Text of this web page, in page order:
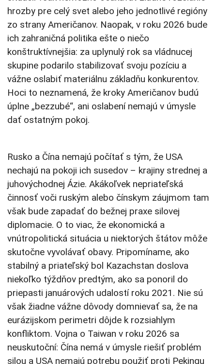
hrozby pre celý svet alebo jeho jednotlivé regióny
zo strany Američanov. Naopak, v roku 2026 bude
ich zahraničná politika ešte o niečo
konštruktívnejšia: za uplynulý rok sa vládnucej
skupine podarilo stabilizovať svoju pozíciu a
vážne oslabiť materiálnu základňu konkurentov.
Hoci to neznamená, že kroky Američanov budú
úplne „bezzubé“, ani oslabení nemajú v úmysle
dať ostatným pokoj.
Rusko a Čína nemajú počítať s tým, že USA
nechajú na pokoji ich susedov – krajiny strednej a
juhovýchodnej Ázie. Akákoľvek nepriateľská
činnosť voči ruským alebo čínskym záujmom tam
však bude zapadať do bežnej praxe silovej
diplomacie. O to viac, že ekonomická a
vnútropolitická situácia u niektorých štátov môže
skutočne vyvolávať obavy. Pripomíname, ako
stabilný a priateľský bol Kazachstan doslova
niekoľko týždňov predtým, ako sa ponoril do
priepasti januárových udalostí roku 2021. Nie sú
však žiadne vážne dôvody domnievať sa, že na
eurázijskom perimetri dôjde k rozsiahlym
konfliktom. Vojna o Taiwan v roku 2026 sa
neuskutoční: Čína nemá v úmysle riešiť problém
silou a USA nemajú potrebu použiť proti Pekingu